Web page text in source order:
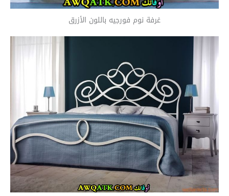
غرفة نوم فورجيه باللون الأزرق